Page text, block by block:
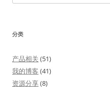
索：
分类
产品相关 (51)
我的博客 (41)
资源分享(8)